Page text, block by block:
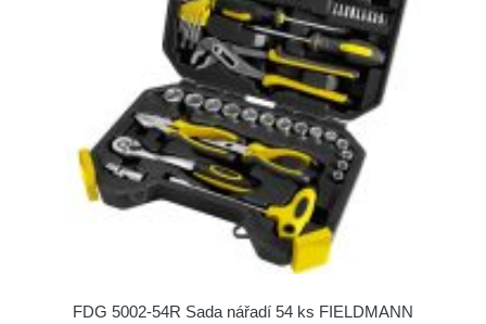
FDG 5002-54R Sada nářadí 54 ks FIELDMANN